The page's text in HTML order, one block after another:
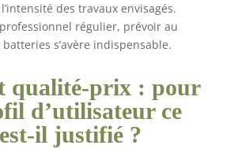
des travaux envisagés.
régulier, prévoir au
s’avère indispensable.
qualité-prix : pour
d’utilisateur ce
il justifié ?